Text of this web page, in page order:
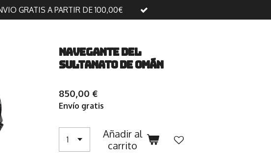
GRATIS A PARTIR DE 100,00€
Navegante del
Sultanato de Omán
850,00 €
Envío gratis
Añadir al
carrito